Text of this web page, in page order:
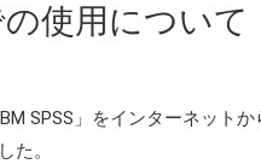
使用について
SPSS」をインターネット
た。